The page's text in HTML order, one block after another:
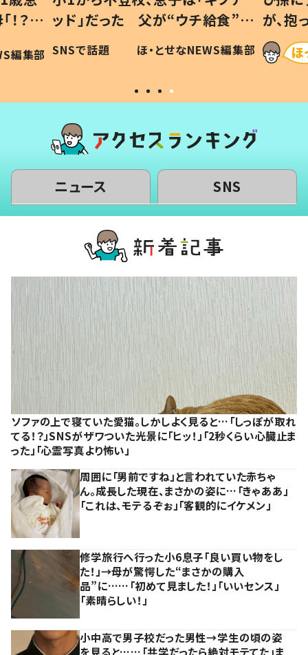
？」
編集部
ッド」だった 父が“ウチ給食”を
作り続ける理由とは #令和の親
#令和の子
SNSで話題 ほ・とせなNEWS編集部
が、
「涙が
い」
ニュース SNS
ソファの上で寝ていた愛猫。しかしよく見ると…「しっぽが取れ
てる！？」SNSがザワついた光景に「ヒッ！」「2秒くらい心臓止ま
った」「心霊写真より怖い」
周囲に「男前ですね」と言われていた赤ちゃ
ん。成長した現在、まさかの姿に…「きゃああ」
「これは、モテるぞぉ」「客観的にイケメン」
修学旅行へ行った小6息子「良い買い物をし
た！」→母が驚愕した“まさかの購入
品”に……「初めて見ました！」「いいセンス」
「素晴らしい！」
小中高で男子校だった男性→学生の頃の姿
を見ると……「共学だったら絶対モテてた」ま